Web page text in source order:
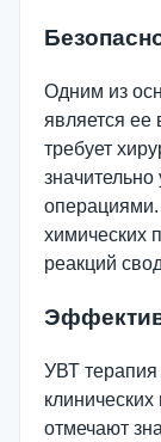
Одним из
является ее
требует
операциями.
химических
реакций
УВТ терапия
отмечают